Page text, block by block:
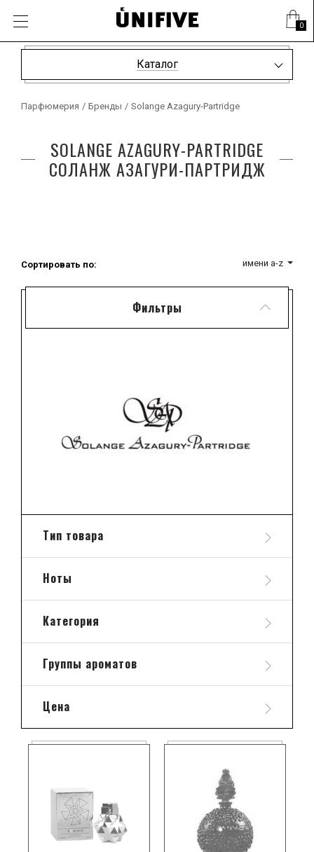
0
Каталог
Парфюмерия / Бренды / Solange Azagury-Partridge
SOLANGE AZAGURY-PARTRIDGE
СОЛАНЖ АЗАГУРИ-ПАРТРИДЖ
Фильтры
Тип товара
Ноты
Категория
Группы ароматов
Цена
Сортировать по: имени a-z